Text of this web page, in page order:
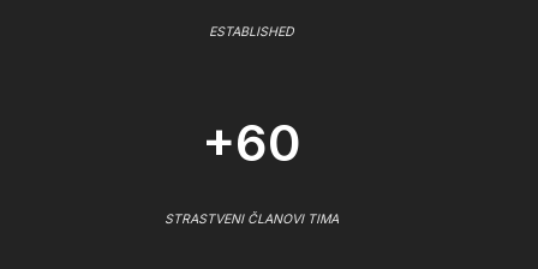
ESTABLISHED
+60
STRASTVENI ČLANOVI TIMA